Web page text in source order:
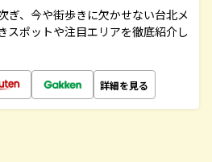
ぎ、今や街歩きに欠かせない台北メ
スポットや注目エリアを徹底紹介し
詳細を見る